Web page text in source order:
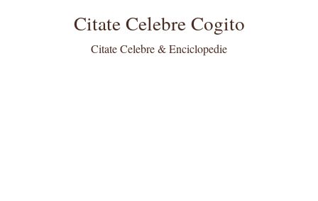
Citate Celebre Cogito
Citate Celebre & Enciclopedie